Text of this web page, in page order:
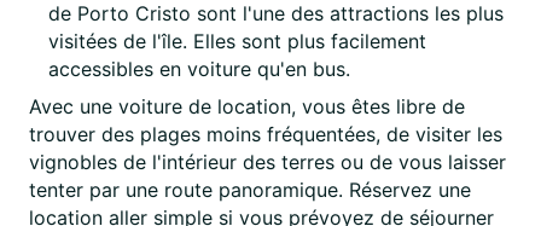
de Porto Cristo sont l'une des attractions les plus
visitées de l'île. Elles sont plus facilement
accessibles en voiture qu'en bus.
Avec une voiture de location, vous êtes libre de
trouver des plages moins fréquentées, de visiter les
vignobles de l'intérieur des terres ou de vous laisser
tenter par une route panoramique. Réservez une
location aller simple si vous prévoyez de séjourner